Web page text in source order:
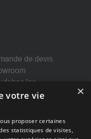
de devis
les
légales
×
votre vie
proposer certaines
statistiques de visites,